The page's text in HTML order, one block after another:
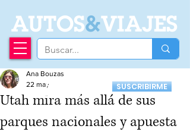
AUTOS&VIAJES
Recibí nuestro
Newsletter
SUSCRIBIRME
Utah mira más allá de sus
parques nacionales y apuesta
Ana Bouzas
22 may